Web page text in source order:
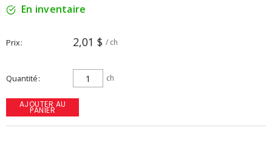
En inventaire
Prix 2,01 $ / ch
Quantité ch
AJOUTER AU
PANIER